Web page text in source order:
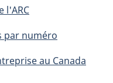
l'ARC
par numéro
au Canada